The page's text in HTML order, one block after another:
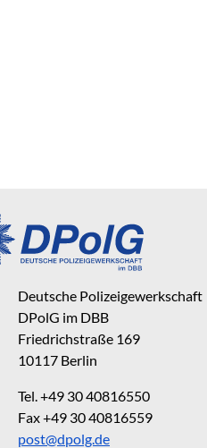
Deutsche Polizeigewerkschaft
DPolG im DBB
Friedrichstraße 169
10117 Berlin
Tel. +49 30 40816550
Fax +49 30 40816559
post@dpolg.de